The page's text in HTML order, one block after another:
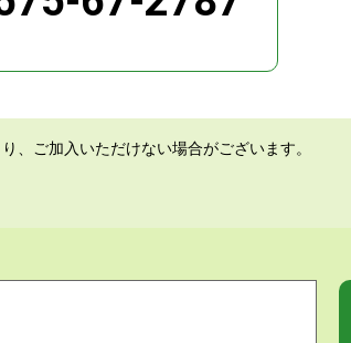
、ご加入いただけない場合がございます。